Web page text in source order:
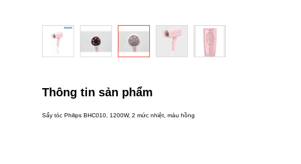
phần
của
Thông tin sản phẩm
Sấy tóc Philips BHC010, 1200W, 2 mức nhiệt, màu hồng